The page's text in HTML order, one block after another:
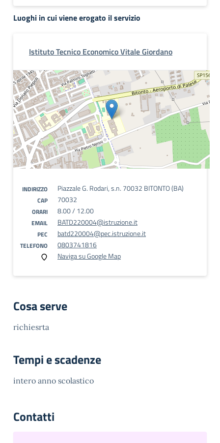
Luoghi in cui viene erogato il servizio
Istituto Tecnico Economico Vitale Giordano
INDIRIZZO Piazzale G. Rodari, s.n. 70032 BITONTO (BA)
CAP 70032
ORARI 8.00 / 12.00
EMAIL BATD220004@istruzione.it
PEC batd220004@pec.istruzione.it
TELEFONO
0803741816
Naviga su Google Map
Cosa serve
richiesrta
Tempi e scadenze
intero anno scolastico
Contatti